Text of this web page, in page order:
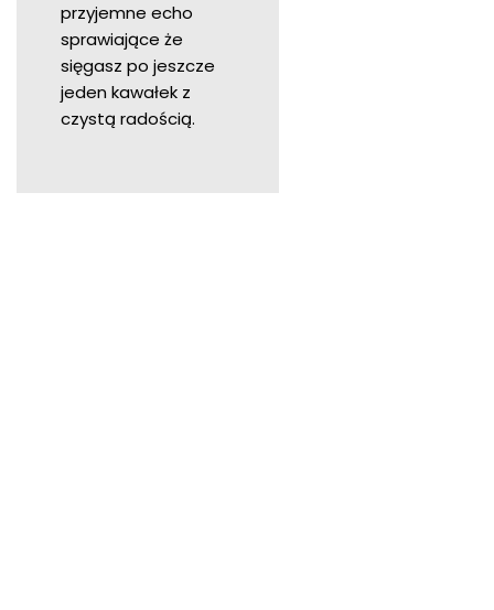
przyjemne echo
sprawiające że
sięgasz po jeszcze
jeden kawałek z
czystą radością.